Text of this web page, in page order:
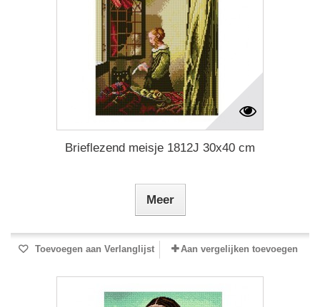
Brieflezend meisje 1812J 30x40 cm
Meer
Toevoegen aan Verlanglijst Aan vergelijken toevoegen